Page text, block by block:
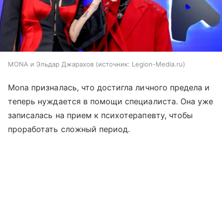
MONA и Эльдар Джарахов источник: Legion-Media.ru
Mona призналась, что достигла личного предела и
теперь нуждается в помощи специалиста. Она уже
записалась на прием к психотерапевту, чтобы
проработать сложный период.